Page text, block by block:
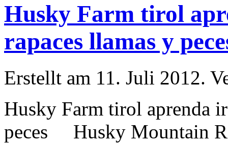
Husky Farm tirol
rapaces llamas y
Erstellt am 11. Juli 2012.
Husky Farm tirol aprenda
peces Husky Mountain